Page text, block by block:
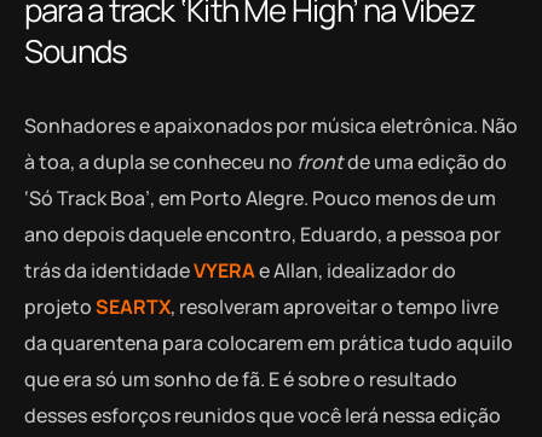
para a track ‘Kith Me High’ na Vibez
Sounds
Sonhadores e apaixonados por música eletrônica. Não
à toa, a dupla se conheceu no frontde uma edição do
‘Só Track Boa’, em Porto Alegre. Pouco menos de um
ano depois daquele encontro, Eduardo, a pessoa por
trás da identidadeVYERAe Allan, idealizador do
projetoSEARTX, resolveram aproveitar o tempo livre
da quarentena para colocarem em prática tudo aquilo
que era só um sonho de fã. E é sobre o resultado
desses esforços reunidos que você lerá nessa edição